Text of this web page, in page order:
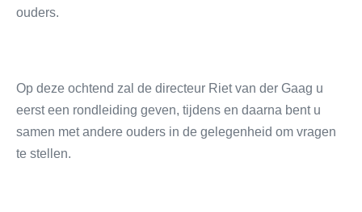
ouders.
Op deze ochtend zal de directeur Riet van der Gaag u
eerst een rondleiding geven, tijdens en daarna bent u
samen met andere ouders in de gelegenheid om vragen
te stellen.